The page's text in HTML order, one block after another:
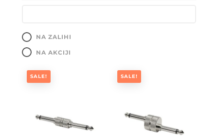
NA ZALIHI
NA AKCIJI
SALE! SALE!